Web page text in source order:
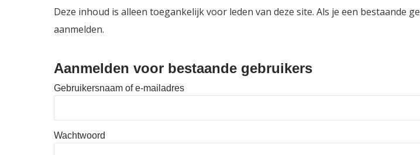
Deze inhoud is alleen toegankelijk voor leden van deze site. Als je een
aanmelden.
Aanmelden voor bestaande gebruikers
Gebruikersnaam of e-mailadres
Wachtwoord